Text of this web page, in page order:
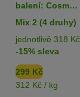
balení: Cosma
Soup 24 x 40 g
Mix 2 (4 druhy)
jednotlivě 318 Kč
-15% sleva
299 Kč
312 Kč / kg